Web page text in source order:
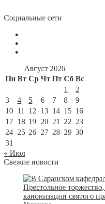
Социальные сети
Август 2026
Пн Вт Ср Чт Пт Сб Вс
1
2
3
4 5 6 7 8
9
10 11 12 13 14 15 16
17 18 19 20 21 22 23
24 25 26 27 28 29 30
31
« Июл
Свежие новости